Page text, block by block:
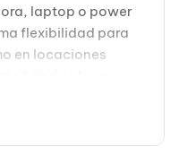
laptop o power
flexibilidad para
en locaciones
Incluye